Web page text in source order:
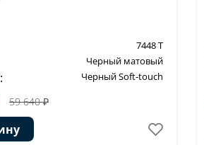
7448 T
Черный матовый
Черный Soft-touch
59 640 ₽